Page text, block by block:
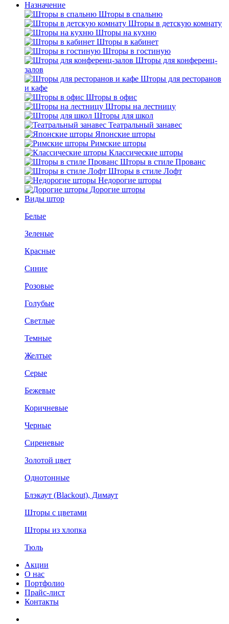
Назначение
Шторы в спальню
Шторы в детскую комнату
Шторы на кухню
Шторы в кабинет
Шторы в гостиную
Шторы для конференц-
залов
Шторы для ресторанов
и кафе
Шторы в офис
Шторы на лестницу
Шторы для школ
Театральный занавес
Японские шторы
Римские шторы
Классические шторы
Шторы в стиле Прованс
Шторы в стиле Лофт
Недорогие шторы
Дорогие шторы
Виды штор
Белые
Зеленые
Красные
Синие
Розовые
Голубые
Светлые
Темные
Желтые
Серые
Бежевые
Коричневые
Черные
Сиреневые
Золотой цвет
Однотонные
Блэкаут (Blackout), Димаут
Шторы с цветами
Шторы из хлопка
Тюль
Акции
О нас
Портфолио
Прайс-лист
Контакты